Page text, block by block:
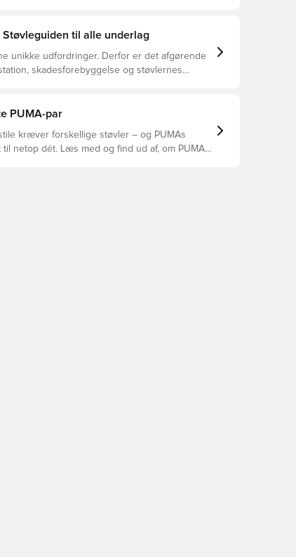
Støvleguiden til alle underlag
unikke udfordringer. Derfor er det afgørende
skadesforebyggelse og støvlernes
PUMA-par
kræver forskellige støvler – og PUMAs
til netop dét. Læs med og find ud af, om PUMA